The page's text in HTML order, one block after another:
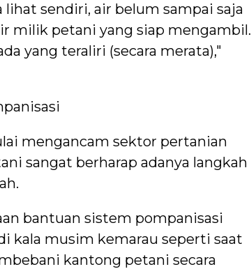
sendiri, air belum sampai saja
milik petani yang siap mengambil.
yang teraliri (secara merata),"
mengancam sektor pertanian
sangat berharap adanya langkah
bantuan sistem pompanisasi
kala musim kemarau seperti saat
kantong petani secara